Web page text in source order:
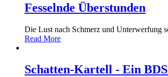
Fesselnde Überstunden
Die Lust nach Schmerz und Unterwerfung
Read More
Schatten-Kartell - Ein